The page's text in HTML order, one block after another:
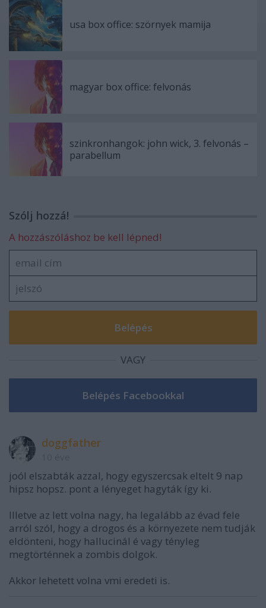
usa box office: szörnyek mamija
magyar box office: felvonás
szinkronhangok: john wick, 3. felvonás –
parabellum
Szólj hozzá!
A hozzászóláshoz be kell lépned!
VAGY
doggfather
joól elszabták azzal, hogy egyszercsak eltelt 9 nap
hipsz hopsz. pont a lényeget hagyták így ki.
Illetve az lett volna nagy, ha legalább az évad fele
arról szól, hogy a drogos és a környezete nem tudják
eldönteni, hogy hallucinál é vagy tényleg
megtörténnek a zombis dolgok.
Akkor lehetett volna vmi eredeti is.